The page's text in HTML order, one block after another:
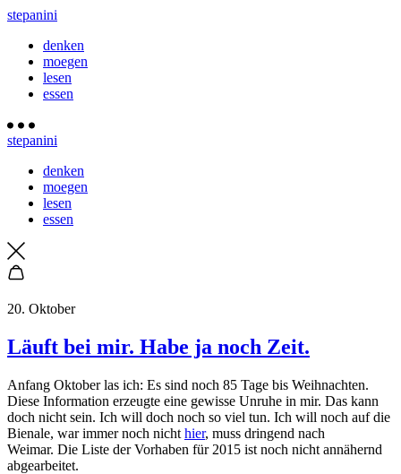
stepanini
denken
moegen
lesen
essen
stepanini
denken
moegen
lesen
essen
20. Oktober
Läuft bei mir. Habe ja noch Zeit.
Anfang Oktober las ich: Es sind noch 85 Tage bis Weihnachten.
Diese Information erzeugte eine gewisse Unruhe in mir. Das kann
doch nicht sein. Ich will doch noch so viel tun. Ich will noch auf die
Bienale, war immer noch nicht hier, muss dringend nach
Weimar. Die Liste der Vorhaben für 2015 ist noch nicht annähernd
abgearbeitet.